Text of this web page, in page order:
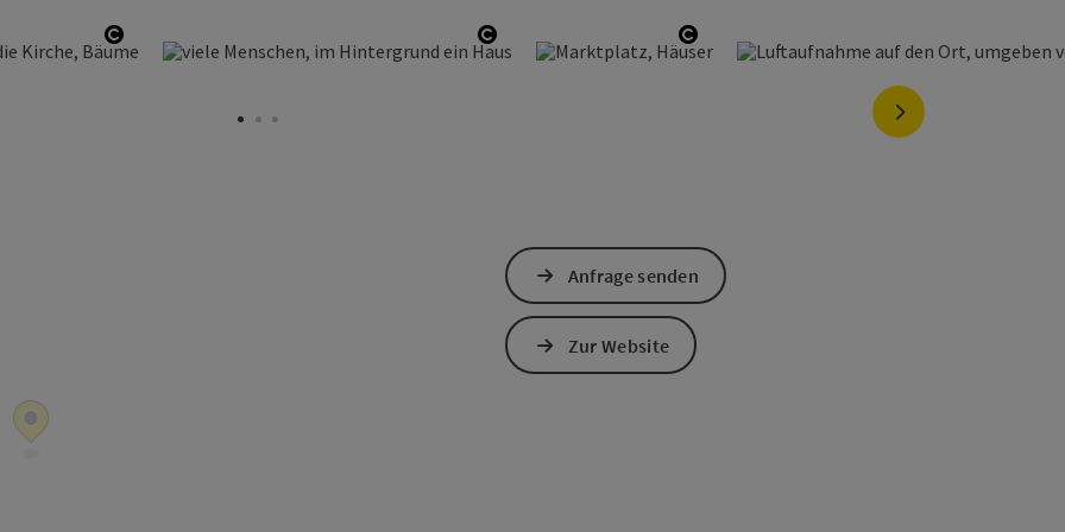
Copyright öffnen Copyright öffnen Copyright öffnen
nächstes Element
Anfrage senden
Zur Website